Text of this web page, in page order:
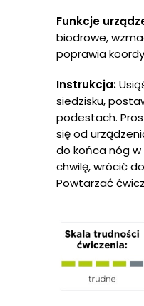
Funkcje
biodrowe,
poprawia
Instrukcja:
siedzisku,
podestach.
się od
do końca nóg
chwilę, wrócić
Powtarzać